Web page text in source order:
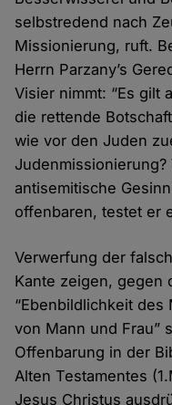
selbstredend nach
Missionierung, ruft.
Herrn Parzany’s
Visier nimmt: “Es gilt
die rettende
wie vor den Juden
antisemitische
offenbaren, testet er
Verwerfung der
Kante zeigen, gegen
“Ebenbildlichkeit
von Mann und Frau”
Offenbarung in der
Alten Testamentes
Jesus Christus